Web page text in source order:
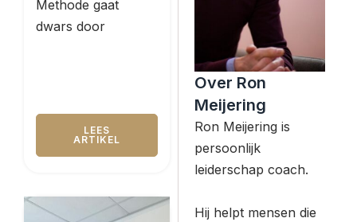
Over Ron
Meijering
Ron Meijering is
persoonlijk
leiderschap coach.
Hij helpt mensen die
Methode gaat
dwars door
LEES
ARTIKEL